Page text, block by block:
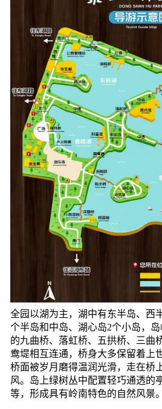
全园以湖为主，湖中有东半岛、西
个半岛和中岛、湖心岛2个小岛，
的九曲桥、落虹桥、五拱桥、三曲
鸯堤相互连通，桥身大多保留着上
桥面被岁月磨得温润光滑，走在桥
风。岛上绿树丛中配置轻巧通透的
等，形成具有岭南特色的自然风景。